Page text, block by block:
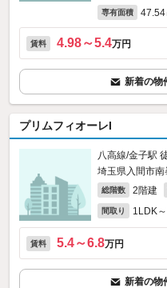
専有面積 47.54
賃料 4.98～5.4万円
新着の物
プリムフィオーレI
八高線/金子駅
埼玉県入間市南
総階数 2階建
間取り 1LDK
賃料 5.4～6.8万円
新着の物